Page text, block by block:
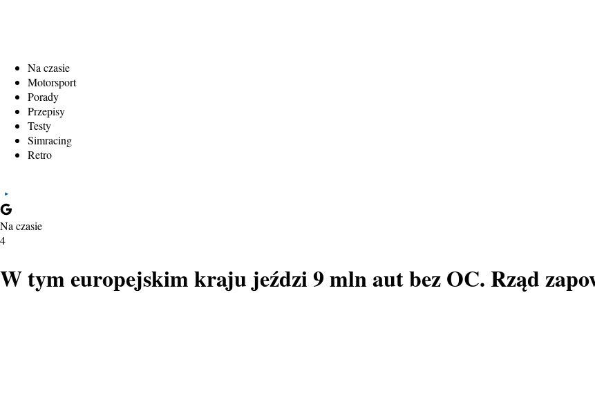
Na czasie
Motorsport
Porady
Przepisy
Testy
Simracing
Retro
Na czasie
4
W tym europejskim kraju jeździ 9 mln aut bez OC. Rząd